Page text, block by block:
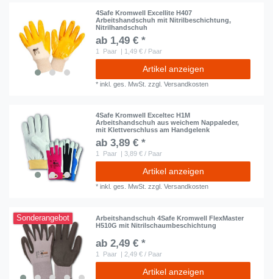
4Safe Kromwell Excellite H407
Arbeitshandschuh mit Nitrilbeschichtung,
Nitrilhandschuh
ab 1,49 € *
1 Paar | 1,49 € / Paar
Artikel anzeigen
*inkl. ges. MwSt. zzgl.Versandkosten
4Safe Kromwell Exceltec H1M
Arbeitshandschuh aus weichem Nappaleder,
mit Klettverschluss am Handgelenk
ab 3,89 € *
1 Paar | 3,89 € / Paar
Artikel anzeigen
*inkl. ges. MwSt. zzgl.Versandkosten
Sonderangebot
Arbeitshandschuh 4Safe Kromwell FlexMaster
H510G mit Nitrilschaumbeschichtung
ab 2,49 € *
1 Paar | 2,49 € / Paar
Artikel anzeigen